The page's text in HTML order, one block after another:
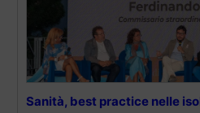
Sanità, best practice nelle